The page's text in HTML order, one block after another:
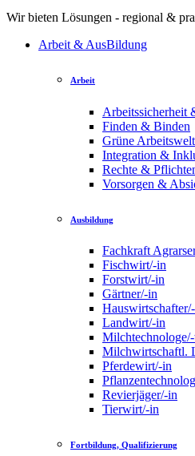
Wir bieten Lösungen - regional &
Arbeit & AusBildung
Arbeit
Arbeitssicherheit
Finden & Binden
Grüne
Integration &
Rechte &
Vorsorgen &
Ausbildung
Fachkraft
Fischwirt/-in
Forstwirt/-in
Gärtner/-in
Landwirt/-in
Milchwirtschaftl.
Pferdewirt/-in
Revierjäger/-in
Tierwirt/-in
Fortbildung, Qualifizierung